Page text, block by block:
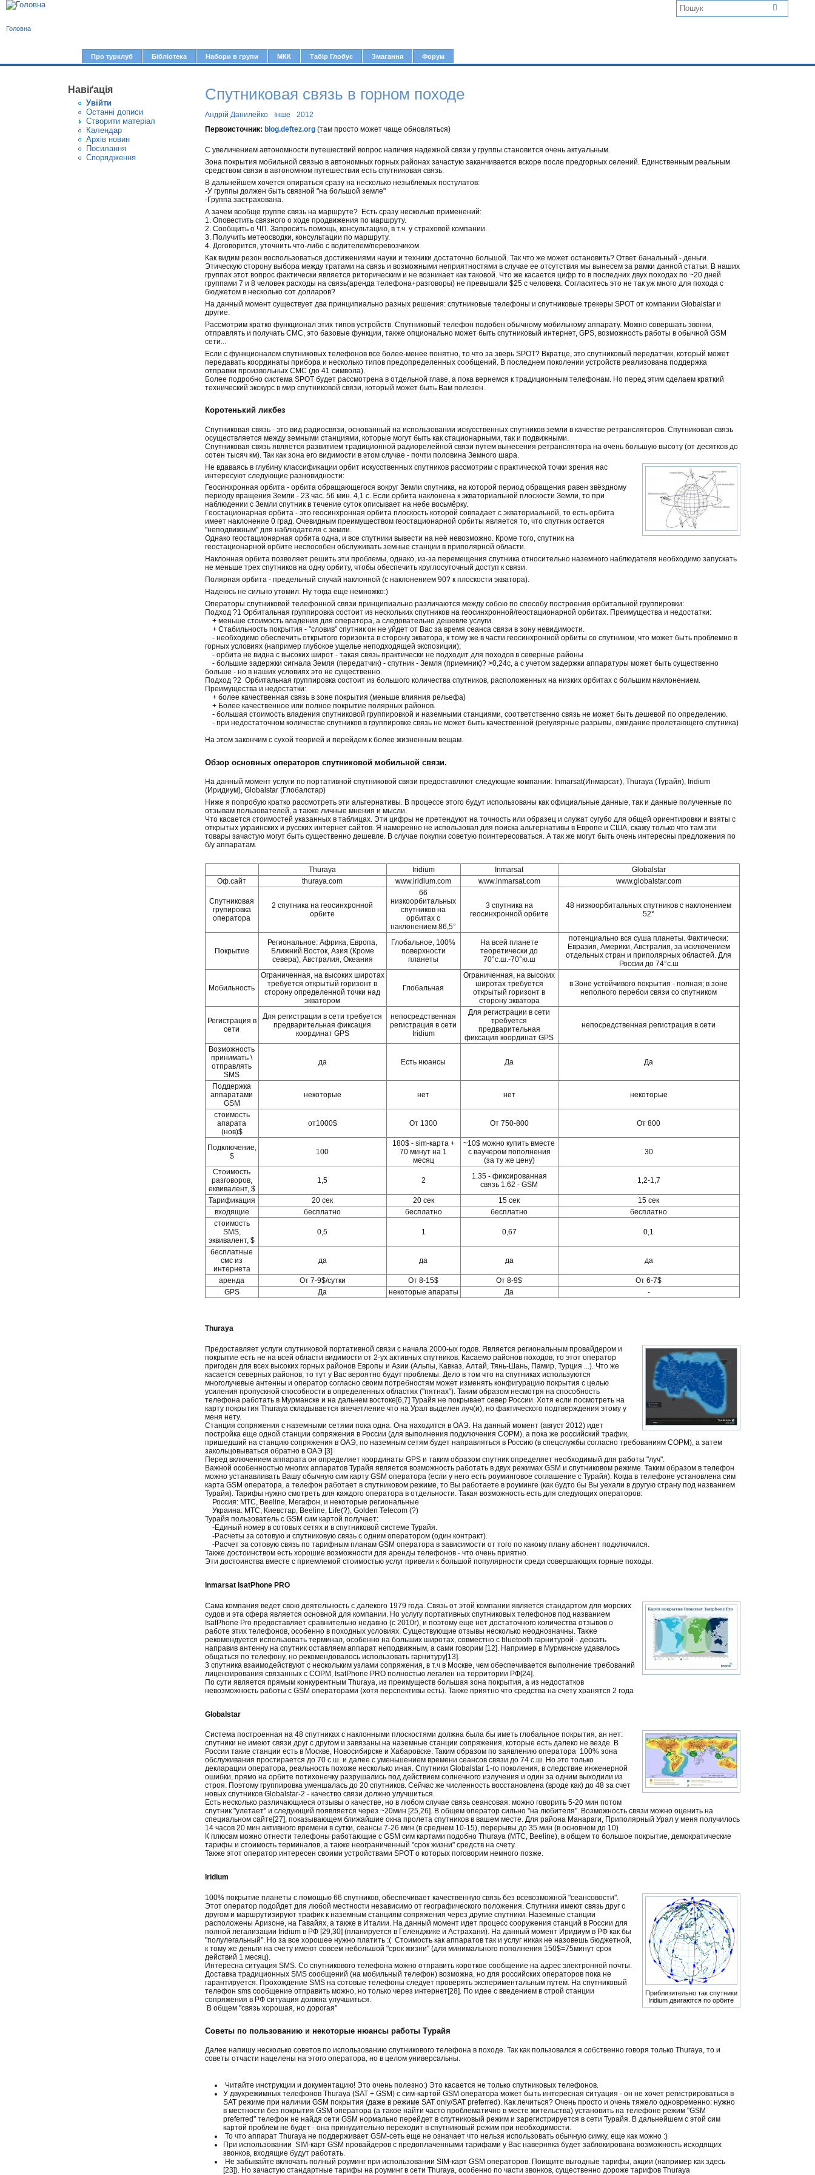
л
о
в
н
Про турклуб Бібліотека Набори в групи МКК Табір Глобус Змагання Форум
Головна
Навіґація
Увiйти
Останні дописи
Створити матерiал
Календар
Архів новин
Посилання
Спорядження
Спутниковая связь в горном походе
Андрій Данилейко Інше
2012
Первоисточник: blog.deftez.org(там просто может чаще обновляться)
С увеличением автономности путешествий вопрос наличия надежной связи у группы становится очень актуальным.
Зона покрытия мобильной связью в автономных горных районах зачастую заканчивается вскоре после предгорных селений. Единственным реальным
средством связи в автономном путешествии есть спутниковая связь.
В дальнейшем хочется опираться сразу на несколько незыблемых постулатов:
-У группы должен быть связной "на большой земле"
-Группа застрахована.
А зачем вообще группе связь на маршруте? Есть сразу несколько применений:
1. Оповестить связного о ходе продвижения по маршруту.
2. Сообщить о ЧП. Запросить помощь, консультацию, в т.ч. у страховой компании.
3. Получить метеосводки, консультации по маршруту.
4. Договорится, уточнить что-либо с водителем/перевозчиком.
Как видим резон воспользоваться достижениями науки и техники достаточно большой. Так что же может остановить? Ответ банальный - деньги.
Этическую сторону выбора между тратами на связь и возможными неприятностями в случае ее отсутствия мы вынесем за рамки данной статьи. В наших
группах этот вопрос фактически является риторическим и не возникает как таковой. Что же касается цифр то в последних двух походах по ~20 дней
группами 7 и 8 человек расходы на связь(аренда телефона+разговоры) не превышали $25 с человека. Согласитесь это не так уж много для похода с
бюджетом в несколько сот долларов?
На данный момент существует два принципиально разных решения: спутниковые телефоны и спутниковые трекеры SPOT от компании Globalstar и
другие.
Рассмотрим кратко функционал этих типов устройств. Спутниковый телефон подобен обычному мобильному аппарату. Можно совершать звонки,
отправлять и получать СМС, это базовые функции, также опционально может быть спутниковый интернет, GPS, возможность работы в обычной GSM
сети...
Если с функционалом спутниковых телефонов все более-менее понятно, то что за зверь SPOT? Вкратце, это спутниковый передатчик, который может
передавать координаты прибора и несколько типов предопределенных сообщений. В последнем поколении устройств реализована поддержка
отправки произвольных СМС (до 41 символа).
Более подробно система SPOT будет рассмотрена в отдельной главе, а пока вернемся к традиционным телефонам. Но перед этим сделаем краткий
технический экскурс в мир спутниковой связи, который может быть Вам полезен.
Коротенький ликбез
Спутниковая связь - это вид радиосвязи, основанный на использовании искусственных спутников земли в качестве ретрансляторов. Спутниковая связь
осуществляется между земными станциями, которые могут быть как стационарными, так и подвижными.
Спутниковая связь является развитием традиционной радиорелейной связи путем вынесения ретранслятора на очень большую высоту (от десятков до
сотен тысяч км). Так как зона его видимости в этом случае - почти половина Земного шара.
Не вдаваясь в глубину классификации орбит искусственных спутников рассмотрим с практической точки зрения нас
интересуют следующие разновидности:
Геосинхронная орбита - орбита обращающегося вокруг Земли спутника, на которой период обращения равен звёздному
периоду вращения Земли - 23 час. 56 мин. 4,1 с. Если орбита наклонена к экваториальной плоскости Земли, то при
наблюдении с Земли спутник в течение суток описывает на небе восьмёрку.
Геостационарная орбита - это геосинхронная орбита плоскость которой совпадает с экваториальной, то есть орбита
имеет наклонение 0 град. Очевидным преимуществом геостационарной орбиты является то, что спутник остается
"неподвижным" для наблюдателя с земли.
Однако геостационарная орбита одна, и все спутники вывести на неё невозможно. Кроме того, спутник на
геостационарной орбите неспособен обслуживать земные станции в приполярной области.
Наклонная орбита позволяет решить эти проблемы, однако, из-за перемещения спутника относительно наземного наблюдателя необходимо запускать
не меньше трех спутников на одну орбиту, чтобы обеспечить круглосуточный доступ к связи.
Полярная орбита - предельный случай наклонной (с наклонением 90? к плоскости экватора).
Надеюсь не сильно утомил. Ну тогда еще немножко:)
Операторы спутниковой телефонной связи принципиально различаются между собою по способу построения орбитальной группировки:
Подход ?1 Орбитальная группировка состоит из нескольких спутников на геосинхронной/геостационарной орбитах. Преимущества и недостатки:
+ меньше стоимость владения для оператора, а следовательно дешевле услуги.
+ Стабильность покрытия - "словив" спутник он не уйдет от Вас за время сеанса связи в зону невидимости.
- необходимо обеспечить открытого горизонта в сторону экватора, к тому же в части геосинхронной орбиты со спутником, что может быть проблемно в
горных условиях (например глубокое ущелье неподходящей экспозиции);
- орбита не видна с высоких широт - такая связь практически не подходит для походов в северные районы
- большие задержки сигнала Земля (передатчик) - спутник - Земля (приемник)? >0,24с, а с учетом задержки аппаратуры может быть существенно
больше - но в наших условиях это не существенно.
Подход ?2 Орбитальная группировка состоит из большого количества спутников, расположенных на низких орбитах с большим наклонением.
Преимущества и недостатки:
+ более качественная связь в зоне покрытия (меньше влияния рельефа)
+ Более качественное или полное покрытие полярных районов.
- большая стоимость владения спутниковой группировкой и наземными станциями, соответственно связь не может быть дешевой по определению.
- при недостаточном количестве спутников в группировке связь не может быть качественной (регулярные разрывы, ожидание пролетающего спутника)
На этом закончим с сухой теорией и перейдем к более жизненным вещам.
Обзор основных операторов спутниковой мобильной связи.
На данный момент услуги по портативной спутниковой связи предоставляют следующие компании: Inmarsat(Инмарсат), Thuraya (Турайя), Iridium
(Иридиум), Globalstar (Глобалстар)
Ниже я попробую кратко рассмотреть эти альтернативы. В процессе этого будут использованы как официальные данные, так и данные полученные по
отзывам пользователей, а также личные мнения и мысли.
Что касается стоимостей указанных в таблицах. Эти цифры не претендуют на точность или образец и служат сугубо для общей ориентировки и взяты с
открытых украинских и русских интернет сайтов. Я намеренно не использовал для поиска альтернативы в Европе и США, скажу только что там эти
товары зачастую могут быть существенно дешевле. В случае покупки советую поинтересоваться. А так же могут быть очень интересны предложения по
б/у аппаратам.
Thuraya Iridium Inmarsat
Globalstar
Оф.сайт
thuraya.com www.iridium.com www.inmarsat.com www.globalstar.com
Спутниковая
групировка
оператора
2 спутника на геосинхронной
орбите
66
низкоорбитальных
спутников на
орбитах с
наклонением 86,5°
3 спутника на
геосинхронной орбите
48 низкоорбитальных спутников с наклонением
52°
Покрытие
Региональное: Африка, Европа,
Ближний Восток, Азия (Кроме
севера), Австралия, Океания
Глобальное, 100%
поверхности
планеты
На всей планете
теоретически до
70°с.ш.-70°ю.ш
потенциально вся суша планеты. Фактически:
Евразия, Америки, Австралия, за исключением
отдельных стран и приполярных областей. Для
России до 74°с.ш
Мобильность
Ограниченная, на высоких широтах
требуется открытый горизонт в
сторону определенной точки над
экватором
Глобальная
Ограниченная, на высоких
широтах требуется
открытый горизонт в
сторону экватора
в Зоне устойчивого покрытия - полная; в зоне
неполного перебои связи со спутником
Регистрация в
сети
Для регистрации в сети требуется
предварительная фиксация
координат GPS
непосредственная
регистрация в сети
Iridium
Для регистрации в сети
требуется
предварительная
фиксация координат GPS
непосредственная регистрация в сети
Возможность
принимать \
отправлять
SMS
да Есть нюансы Да Да
Поддержка
аппаратами
GSM
некоторые нет нет некоторые
стоимость
апарата
(нов)$
от1000$ От 1300 От 750-800 От 800
Подключение,
$
100
180$ - sim-карта +
70 минут на 1
месяц
~10$ можно купить вместе
с ваучером пополнения
(за ту же цену)
30
Стоимость
разговоров,
еквивалент, $
1,5 2
1.35 - фиксированная
связь 1.62 - GSM
1,2-1,7
Тарификация 20 сек 20 сек 15 сек
15 сек
входящие
бесплатно бесплатно бесплатно
бесплатно
стоимость
SMS,
эквивалент, $
0,5 1 0,67 0,1
бесплатные
смс из
интернета
да да да да
аренда От 7-9$/сутки От 8-15$ От 8-9$
От 6-7$
GPS
Да некоторые апараты Да -
Thuraya
Предоставляет услуги спутниковой портативной связи с начала 2000-ых годов. Является региональным провайдером и
покрытие есть не на всей области видимости от 2-ух активных спутников. Касаемо районов походов, то этот оператор
пригоден для всех высоких горных районов Европы и Азии (Альпы, Кавказ, Алтай, Тянь-Шань, Памир, Турция ...). Что же
касается северных районов, то тут у Вас вероятно будут проблемы. Дело в том что на спутниках используются
многолучевые антенны и оператор согласно своим потребностям может изменять конфигурацию покрытия с целью
усиления пропускной способности в определенных областях ("пятнах"). Таким образом несмотря на способность
телефона работать в Мурманске и на дальнем востоке[6,7] Турайя не покрывает север России. Хотя если посмотреть на
карту покрытия Thuraya складывается впечетление что на Урал выделен луч(и), но фактического подтверждения этому у
меня нету.
Станция сопряжения с наземными сетями пока одна. Она находится в ОАЭ. На данный момент (август 2012) идет
постройка еще одной станции сопряжения в России (для выполнения подключения СОРМ), а пока же российский трафик,
пришедший на станцию сопряжения в ОАЭ, по наземным сетям будет направляться в Россию (в спецслужбы согласно требованиям СОРМ), а затем
закольцовываться обратно в ОАЭ [3]
Перед включением аппарата он определяет координаты GPS и таким образом спутник определяет необходимый для работы "луч".
Важной особенностью многих аппаратов Турайя является возможность работать в двух режимах GSM и спутниковом режиме. Таким образом в телефон
можно устанавливать Вашу обычную сим карту GSM оператора (если у него есть роуминговое соглашение с Турайя). Когда в телефоне установлена сим
карта GSM оператора, а телефон работает в спутниковом режиме, то Вы работаете в роуминге (как будто бы Вы уехали в другую страну под названием
Турайя). Тарифы нужно смотреть для каждого оператора в отдельности. Такая возможность есть для следующих операторов:
Россия: МТС, Beeline, Мегафон, и некоторые региональные
Украина: МТС, Киевстар, Beeline, Life(?), Golden Telecom (?)
Турайя пользователь с GSM сим картой получает:
-Единый номер в сотовых сетях и в спутниковой системе Турайя.
-Расчеты за сотовую и спутниковую связь с одним оператором (один контракт).
-Расчет за сотовую связь по тарифным планам GSM оператора в зависимости от того по какому плану абонент подключился.
Также достоинством есть хорошие возможности для аренды телефонов - что очень приятно.
Эти достоинства вместе с приемлемой стоимостью услуг привели к большой популярности среди совершающих горные походы.
Inmarsat IsatPhone PRO
Сама компания ведет свою деятельность с далекого 1979 года. Связь от этой компании является стандартом для морских
судов и эта сфера является основной для компании. Но услугу портативных спутниковых телефонов под названием
IsatPhone Pro предоставляет сравнительно недавно (с 2010г), и поэтому еще нет достаточного количества отзывов о
работе этих телефонов, особенно в походных условиях. Существующие отзывы несколько неоднозначны. Также
рекомендуется использовать терминал, особенно на больших широтах, совместно с bluetooth гарнитурой - дескать
направив антенну на спутник оставляем аппарат неподвижным, а сами говорим [12]. Например в Мурманске удавалось
общаться по телефону, но рекомендовалось использовать гарнитуру[13].
3 спутника взаимодействуют с нескольким узлами сопряжения, в т.ч в Москве, чем обеспечивается выполнение требований
лицензирования связанных с СОРМ, IsatPhone PRO полностью легален на территории РФ[24].
По сути является прямым конкурентным Thuraya, из преимуществ большая зона покрытия, а из недостатков
невозможность работы с GSM операторами (хотя перспективы есть). Также приятно что средства на счету хранятся 2 года
Globalstar
Система построенная на 48 спутниках с наклонными плоскостями должна была бы иметь глобальное покрытия, ан нет:
спутники не имеют связи друг с другом и завязаны на наземные станции сопряжения, которые есть далеко не везде. В
России такие станции есть в Москве, Новосибирске и Хабаровске. Таким образом по заявлению оператора 100% зона
обслуживания простирается до 70 с.ш. и далее с уменьшением времени сеансов связи до 74 с.ш. Но это только
декларации оператора, реальность похоже несколько иная. Спутники Globalstar 1-го поколения, в следствие инженерной
ошибки, прямо на орбите потихонечку разрушались под действием солнечного излучения и один за одним выходили из
строя. Поэтому группировка уменшалась до 20 спутников. Сейчас же численность восстановлена (вроде как) до 48 за счет
новых спутников Globalstar-2 - качество связи должно улучшиться.
Есть несколько различающиеся отзывы о качестве, но в любом случае связь сеансовая: можно говорить 5-20 мин потом
спутник "улетает" и следующий появляется через ~20мин [25,26]. В общем оператор сильно "на любителя". Возможность связи можно оценить на
специальном сайте[27], показывающем ближайшие окна пролета спутников в вашем месте. Для района Манараги, Приполярный Урал у меня получилось
14 часов 20 мин активного времени в сутки, сеансы 7-26 мин (в среднем 10-15), перерывы до 35 мин (в основном до 10)
К плюсам можно отнести телефоны работающие с GSM сим картами подобно Thuraya (МТС, Beeline), в общем то большое покрытие, демократические
тарифы и стоимость терминалов, а также неограниченный "срок жизни" средств на счету.
Также этот оператор интересен своими устройствами SPOT о которых поговорим немного позже.
Iridium
Приблизительно так спутники
Iridium двигаются по орбите
100% покрытие планеты с помощью 66 спутников, обеспечивает качественную связь без всевозможной "сеансовости".
Этот оператор подойдет для любой местности независимо от географического положения. Спутники имеют связь друг с
другом и маршрутизируют трафик к наземным станциям сопряжения через другие спутники. Наземные станции
расположены Аризоне, на Гавайях, а также в Италии. На данный момент идет процесс сооружения станций в России для
полной легализации Iridium в РФ [29,30] (планируется в Геленджике и Астрахани). На данный момент Иридиум в РФ как бы
"полулегальный". Но за все хорошее нужно платить :( Стоимость как аппаратов так и услуг никак не назовешь бюджетной,
к тому же деньги на счету имеют совсем небольшой "срок жизни" (для минимального пополнения 150$=75минут срок
действий 1 месяц).
Интересна ситуация SMS. Со спутникового телефона можно отправить короткое сообщение на адрес электронной почты.
Доставка традиционных SMS сообщений (на мобильный телефон) возможна, но для российских операторов пока не
гарантируется. Прохождение SMS на сотовые телефоны следует проверять экспериментальным путем. На спутниковый
телефон sms сообщение отправить можно, но только через интернет[28]. По идее с введением в строй станции
сопряжения в РФ ситуация должна улучшиться.
В общем "связь хорошая, но дорогая"
Советы по пользованию и некоторые нюансы работы Турайя
Далее напишу несколько советов по использованию спутникового телефона в походе. Так как пользовался я собственно говоря только Thuraya, то и
советы отчасти нацелены на этого оператора, но в целом универсальны.
Читайте инструкции и документацию! Это очень полезно:) Это касается не только спутниковых телефонов.
У двухрежимных телефонов Thuraya (SAT + GSM) c сим-картой GSM оператора может быть интересная ситуация - он не хочет регистрироваться в
SAT режиме при наличии GSM покрытия (даже в режиме SAT only/SAT preferred). Как лечиться? Очень просто и очень тяжело одновременно: нужно
в местности без покрытия GSM оператора (а такое найти часто проблематично в месте жительства) установить на телефоне режим "GSM
preferred" телефон не найдя сети GSM нормально перейдет в спутниковый режим и зарегистрируется в сети Турайя. В дальнейшем с этой сим
картой проблем не будет - она принудительно переходит в спутниковый режим при необходимости.
То что аппарат Thuraya не поддерживает GSM-сеть еще не означает что нельзя использовать обычную симку, еще как можно :)
При использовании SIM-карт GSM провайдеров с предоплаченными тарифами у Вас наверняка будет заблокирована возможность исходящих
звонков, входящие будут работать.
Не забывайте включать полный роуминг при использовании SIM-карт GSM операторов. Поищите выгодные тарифы, акции (например как здесь
[23]). Но зачастую стандартные тарифы на роуминг в сети Thuraya, особенно по части звонков, существенно дороже тарифов Thuraya